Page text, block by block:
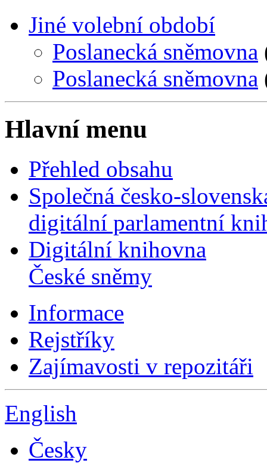
Jiné volební období
Poslanecká sněmovna
Poslanecká sněmovna
Hlavní menu
Přehled obsahu
Společná česko-
digitální parlamentní
Digitální knihovna
České sněmy
Informace
Rejstříky
Zajímavosti v repozitáři
English
Česky